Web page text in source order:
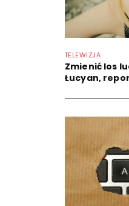
TELEWIZJA
Zmienić los
Łucyan,